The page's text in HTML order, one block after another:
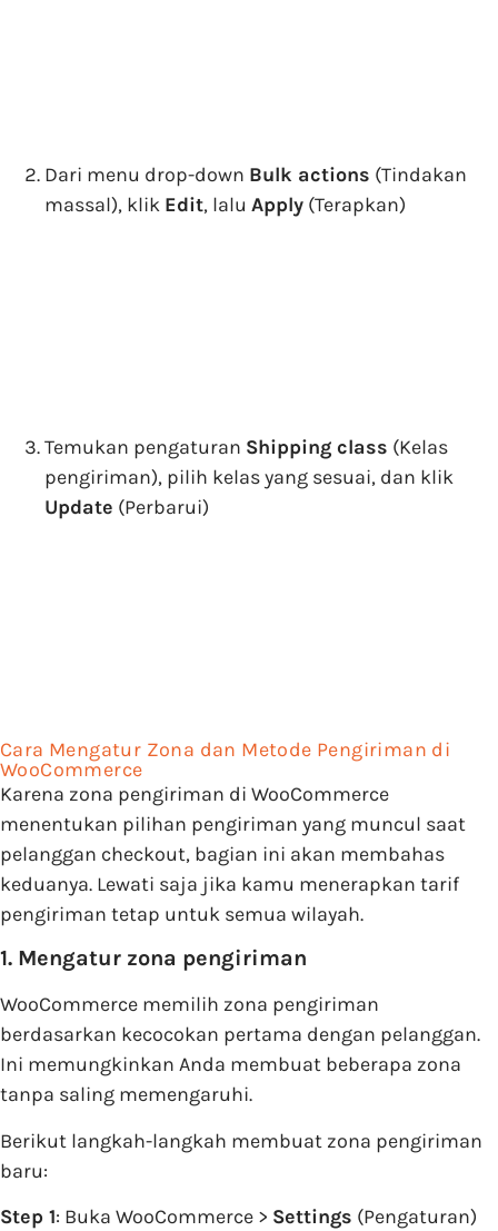
Dari menu drop-down Bulk actions (Tindakan
massal), klik Edit, lalu Apply (Terapkan)
Temukan pengaturan Shipping class (Kelas
pengiriman), pilih kelas yang sesuai, dan klik
Update (Perbarui)
Cara Mengatur Zona dan Metode Pengiriman di
WooCommerce
Karena zona pengiriman di WooCommerce
menentukan pilihan pengiriman yang muncul saat
pelanggan checkout, bagian ini akan membahas
keduanya. Lewati saja jika kamu menerapkan tarif
pengiriman tetap untuk semua wilayah.
1. Mengatur zona pengiriman
WooCommerce memilih zona pengiriman
berdasarkan kecocokan pertama dengan pelanggan.
Ini memungkinkan Anda membuat beberapa zona
tanpa saling memengaruhi.
Berikut langkah-langkah membuat zona pengiriman
baru:
Step 1: Buka WooCommerce > Settings (Pengaturan)